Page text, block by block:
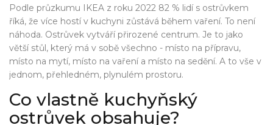
Podle průzkumu IKEA z roku 2022 82 % lidí s ostrůvkem
říká, že více hostí v kuchyni zůstává během vaření. To není
náhoda. Ostrůvek vytváří přirozené centrum. Je to jako
větší stůl, který má v sobě všechno - místo na přípravu,
místo na mytí, místo na vaření a místo na sedění. A to vše v
jednom, přehledném, plynulém prostoru.
Co vlastně kuchyňský
ostrůvek obsahuje?